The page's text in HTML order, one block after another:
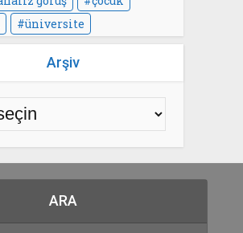
üniversite
Arşiv
ARA